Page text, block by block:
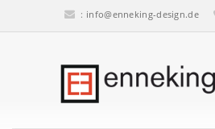
: info@enneking-design.de